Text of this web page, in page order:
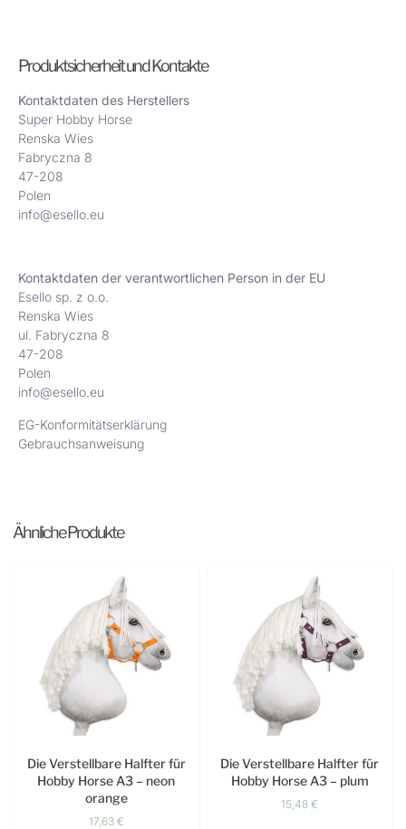
Produktsicherheit und Kontakte
Kontaktdaten des Herstellers
Super Hobby Horse
Renska Wies
Fabryczna 8
47-208
Polen
info@esello.eu
Kontaktdaten der verantwortlichen Person in der EU
Esello sp. z o.o.
Renska Wies
ul. Fabryczna 8
47-208
Polen
info@esello.eu
EG-Konformitätserklärung
Gebrauchsanweisung
Ähnliche Produkte
Die Verstellbare Halfter für
Hobby Horse A3 – neon
orange
17,63 €
Die Verstellbare Halfter für
Hobby Horse A3 – plum
15,48€